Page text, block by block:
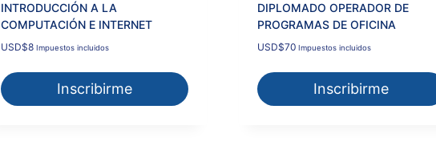
INTRODUCCIÓN A LA
COMPUTACIÓN E INTERNET
USD$8 Impuestos incluidos
Inscribirme
DIPLOMADO OPERADOR DE
PROGRAMAS DE OFICINA
USD$70 Impuestos incluidos
Inscribirme